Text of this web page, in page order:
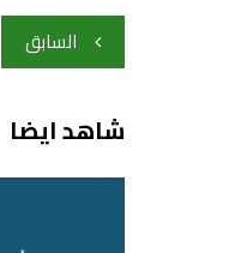
تصفّح
المقالات
السابق
شاهد ايضا